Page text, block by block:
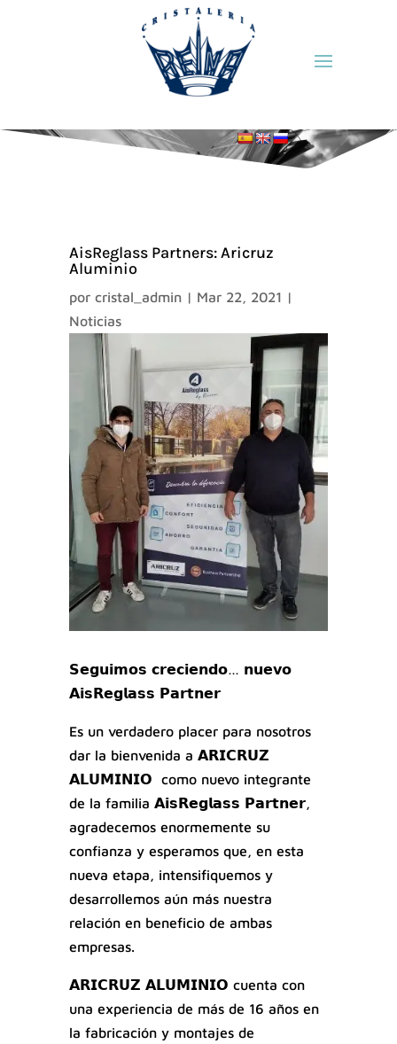
AisReglass Partners: Aricruz
Aluminio
porcristal_admin | Mar 22, 2021 |
Noticias
𝗦𝗲𝗴𝘂𝗶𝗺𝗼𝘀 𝗰𝗿𝗲𝗰𝗶𝗲𝗻𝗱𝗼… 𝗻𝘂𝗲𝘃𝗼
𝗔𝗶𝘀𝗥𝗲𝗴𝗹𝗮𝘀𝘀 𝗣𝗮𝗿𝘁𝗻𝗲𝗿
Es un verdadero placer para nosotros
dar la bienvenida a 𝗔𝗥𝗜𝗖𝗥𝗨𝗭
𝗔𝗟𝗨𝗠𝗜𝗡𝗜𝗢 como nuevo integrante
de la familia 𝗔𝗶𝘀𝗥𝗲𝗴𝗹𝗮𝘀𝘀 𝗣𝗮𝗿𝘁𝗻𝗲𝗿,
agradecemos enormemente su
confianza y esperamos que, en esta
nueva etapa, intensifiquemos y
desarrollemos aún más nuestra
relación en beneficio de ambas
empresas.
𝗔𝗥𝗜𝗖𝗥𝗨𝗭 𝗔𝗟𝗨𝗠𝗜𝗡𝗜𝗢 cuenta con
una experiencia de más de 16 años en
la fabricación y montajes de